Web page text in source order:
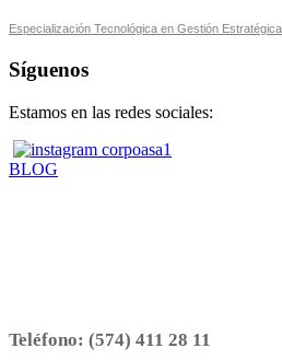
Especialización Tecnológica en Gestión
Síguenos
Estamos en las redes sociales:
BLOG
Teléfono: (574) 411 28 11